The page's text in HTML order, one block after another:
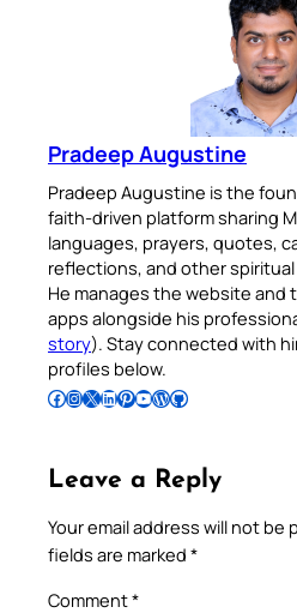
Pradeep Augustine
Pradeep Augustine is the
faith-driven platform sharing
languages, prayers, quotes,
reflections, and other
He manages the website and
apps alongside his
story). Stay connected with
profiles below.
Follow Pradeep on Facebook Follow Pradeep on InstagramFollow Pradeep on X Follow Pradeep on LinkedIn Follow Pradeep on Pinterest Subscribe to Pradeep’s Youtube Channel Follow Pradeep on WordPress Follow Pradeep on GitHub
Leave a Reply
Your email address will not be
fields are marked *
Comment*